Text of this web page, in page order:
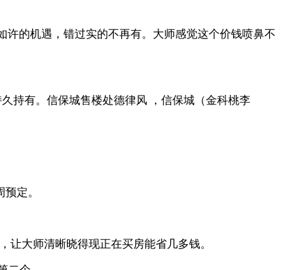
的机遇，错过实的不再有。大师感觉这个价钱喷鼻不
持有。信保城售楼处德律风 ，信保城（金科桃李
定。
大师清晰晓得现正在买房能省几多钱。